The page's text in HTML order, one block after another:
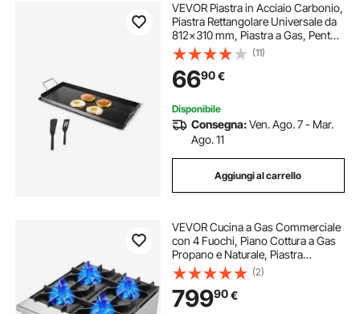
VEVOR Piastra in Acciaio Carbonio,
Piastra Rettangolare Universale da
812x310 mm, Piastra a Gas, Pentole
da Fornello Portatili per Famiglie
con Manico, per Campeggio Festa
Eventi da Esterno
(11)
6690€
Disponibile
Consegna:Ven. Ago. 7 - Mar.
Ago. 11
Aggiungi al carrello
VEVOR Cucina a Gas Commerciale
con 4 Fuochi, Piano Cottura a Gas
Propano e Naturale, Piastra
Riscaldante a Gas in Acciaio
Inossidabile, Attrezzatura da Cucina
Commerciale per Ristoranti, 28 KW
(2)
79990€